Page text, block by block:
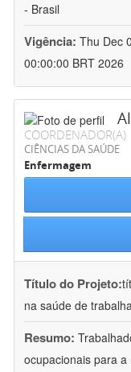
- Brasil
Vigência: Thu Dec
00:00:00 BRT 2026
COORDENADOR(A)
CIÊNCIAS DA SAÚDE
Enfermagem
Título do Projeto:
na saúde de
Resumo:
ocupacionais para